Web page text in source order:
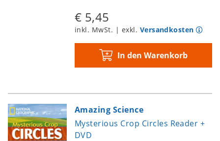
€ 5,45
inkl. MwSt. | exkl. Versandkosten
In den Warenkorb
Amazing Science
Mysterious Crop Circles Reader +
DVD